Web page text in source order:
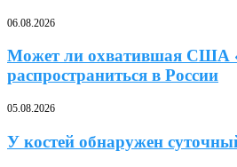
06.08.2026
Может ли охватившая США
распространиться в России
05.08.2026
У костей обнаружен